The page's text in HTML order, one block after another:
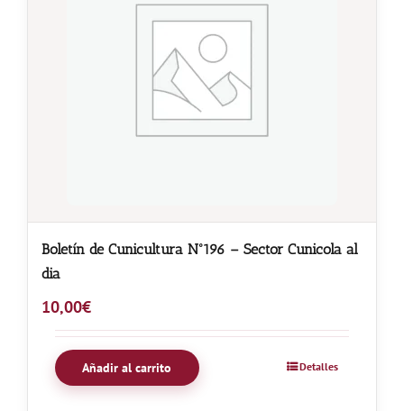
Boletín de Cunicultura Nº196 – Sector Cunicola al
dia
10,00€
Añadir al carrito Detalles